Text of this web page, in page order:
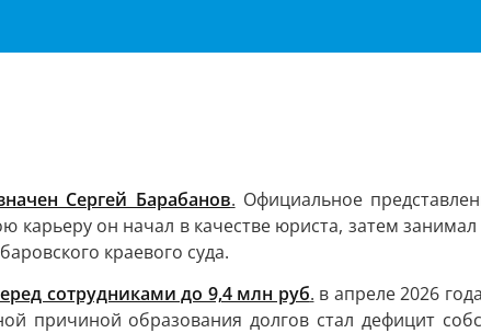
Сергей Барабанов. Официальное
карьеру он начал в качестве юриста, затем
краевого суда.
сотрудниками до 9,4 млн руб. в апреле 2026
причиной образования долгов стал дефицит